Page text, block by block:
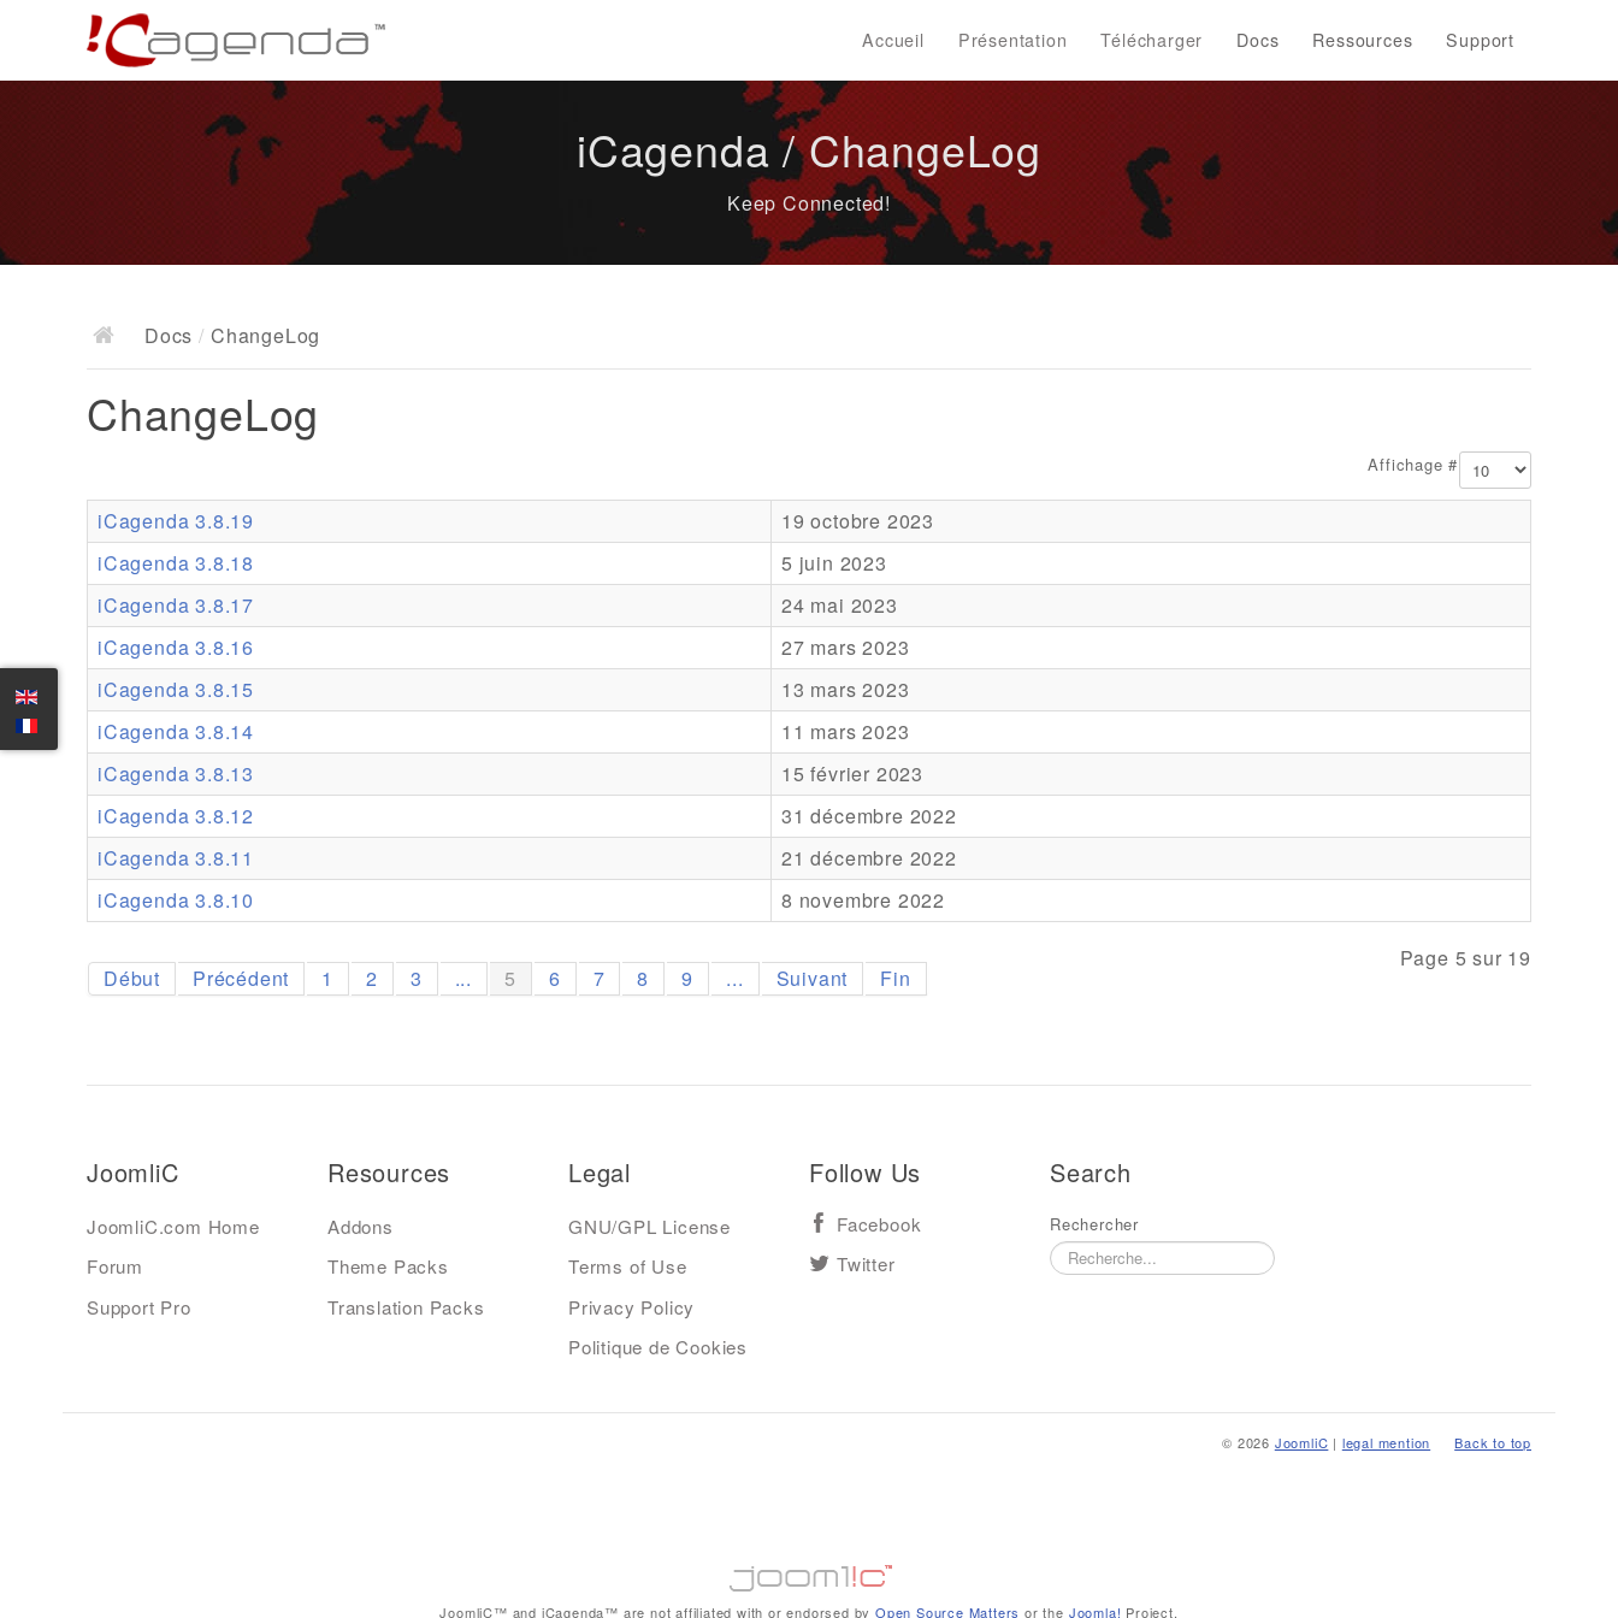
Accueil Présentation Télécharger Docs Ressources Support
iCagenda / ChangeLog
Keep Connected!
Docs / ChangeLog
ChangeLog
Affichage #
iCagenda 3.8.19
19 octobre 2023
iCagenda 3.8.18
5 juin 2023
iCagenda 3.8.17
24 mai 2023
iCagenda 3.8.16
27 mars 2023
iCagenda 3.8.15
13 mars 2023
iCagenda 3.8.14
11 mars 2023
iCagenda 3.8.13
15 février 2023
iCagenda 3.8.12
31 décembre 2022
iCagenda 3.8.11
21 décembre 2022
iCagenda 3.8.10
8 novembre 2022
Page 5 sur 19
Début Précédent 1 2 3 ... 5 6 7 8 9 ... Suivant Fin
JoomliC
JoomliC.com Home
Forum
Support Pro
Resources
Addons
Theme Packs
Translation Packs
Legal
GNU/GPL License
Terms of Use
Privacy Policy
Politique de Cookies
Follow Us
Facebook
Twitter
Search
Rechercher
Back to top
© 2026 JoomliC | legal mention
JoomliC™ and iCagenda™ are not affiliated with or endorsed byOpen Source Matters or the Joomla! Project.